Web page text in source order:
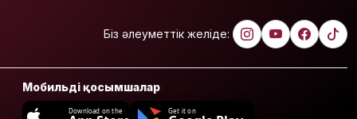
Қазақстанда
Біз әлеуметтік желіде:
Мобильді қосымшалар
Download on the Get it on